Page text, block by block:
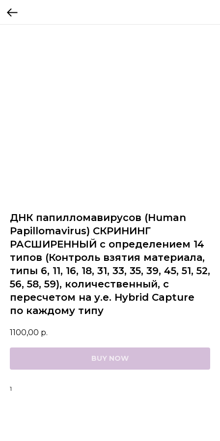
ДНК папилломавирусов (Human
Papillomavirus) СКРИНИНГ
РАСШИРЕННЫЙ с определением 14
типов (Контроль взятия материала,
типы 6, 11, 16, 18, 31, 33, 35, 39, 45, 51, 52,
56, 58, 59), количественный, с
пересчетом на у.е. Hybrid Capture
по каждому типу
1100,00 р.
BUY NOW
1